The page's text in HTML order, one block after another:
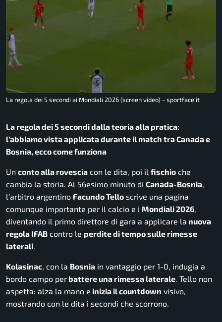
La regola dei 5 secondi ai Mondiali 2026 (screen video) - sportface.it
La regola dei 5 secondi dalla teoria alla pratica:
l’abbiamo vista applicata durante il match tra Canada e
Bosnia, ecco come funziona
Un conto alla rovescia con le dita, poi il fischio che
cambia la storia. Al 56esimo minuto di Canada-Bosnia,
l’arbitro argentino Facundo Tello scrive una pagina
comunque importante per il calcio e i Mondiali 2026,
diventando il primo direttore di gara a applicare la nuova
regola IFAB contro le perdite di tempo sulle rimesse
laterali.
Kolasinac, con la Bosnia in vantaggio per 1-0, indugia a
bordo campo per battere una rimessa laterale. Tello non
aspetta: alza la mano e inizia il countdown visivo,
mostrando con le dita i secondi che scorrono.